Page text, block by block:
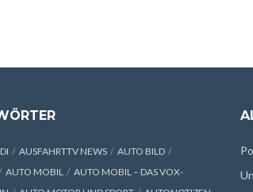
AUSFAHRTTV NEWS
AUTO BILD
AUTO MOBIL
AUTO MOBIL – DAS VOX-